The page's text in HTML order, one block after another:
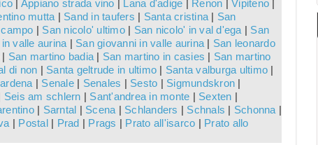
| Appiano strada vino | Lana d'adige | Renon | Vipiteno |
mutta | Sand in taufers | Santa cristina | San
| San nicolo' ultimo| San nicolo' in val d'ega | San
valle aurina | San giovanni in valle aurina | San leonardo
| San martino badia | San martino in casies | San martino
di non | Santa geltrude in ultimo | Santa valburga ultimo |
| Senale| Senales | Sesto | Sigmundskron |
Seis am schlern | Sant'andrea in monte | Sexten |
| Sarntal | Scena | Schlanders | Schnals | Schonna |
| Postal| Prad | Prags | Prato all'isarco | Prato allo